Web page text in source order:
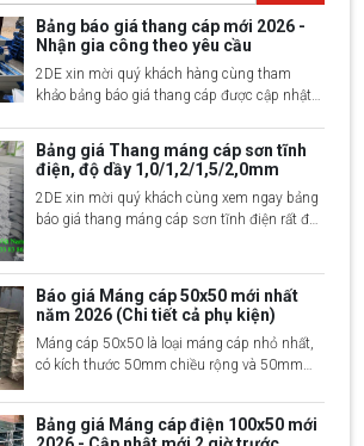
Bảng báo giá thang cáp mới 2026 -
Nhận gia công theo yêu cầu
2DE xin mời quý khách hàng cùng tham
khảo bảng báo giá thang cáp được cập nhật
Bảng giá Thang máng cáp sơn tĩnh
điện, độ dầy 1,0/1,2/1,5/2,0mm
2DE xin mời quý khách cùng xem ngay bảng
báo giá thang máng cáp sơn tĩnh điện rất đầy
Báo giá Máng cáp 50x50 mới nhất
năm 2026 (Chi tiết cả phụ kiện)
Máng cáp 50x50 là loại máng cáp nhỏ nhất,
có kích thước 50mm chiều rộng và 50mm
công trình xây dựng và hệ thống điện công
nghiệp, dân dụng,...
Bảng giá Máng cáp điện 100x50 mới